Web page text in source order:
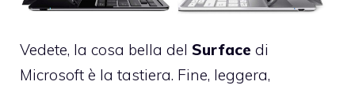
Vedete, la cosa bella del Surface di
Microsoft è la tastiera. Fine, leggera,